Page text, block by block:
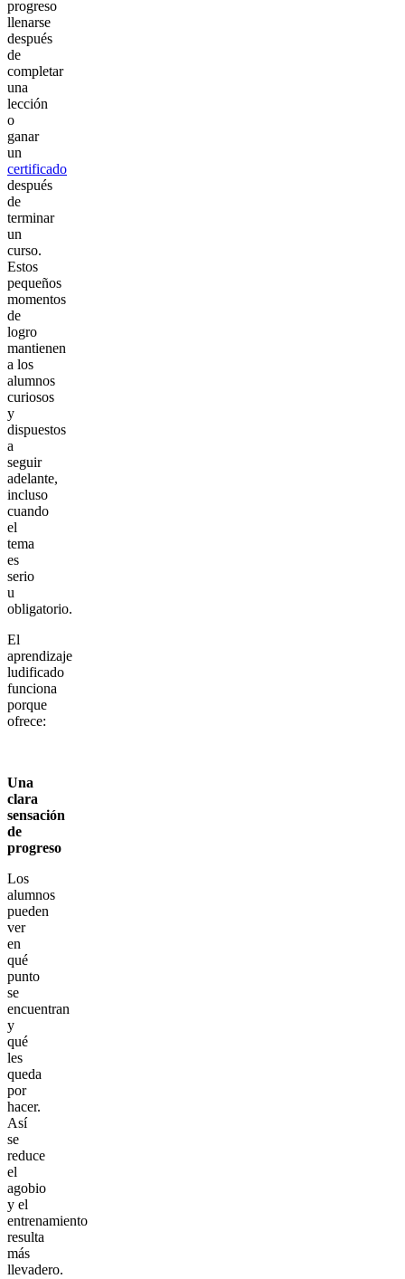
progreso
llenarse
después
de
completar
una
lección
o
ganar
un
certificado
después
de
terminar
un
curso.
Estos
pequeños
momentos
de
logro
mantienen
a los
alumnos
curiosos
y
dispuestos
a
seguir
adelante,
incluso
cuando
el
tema
es
serio
u
obligatorio.
El
aprendizaje
ludificado
funciona
porque
ofrece:
Una
clara
sensación
de
progreso
Los
alumnos
pueden
ver
en
qué
punto
se
encuentran
y
qué
les
queda
por
hacer.
Así
se
reduce
el
agobio
y el
entrenamiento
resulta
más
llevadero.